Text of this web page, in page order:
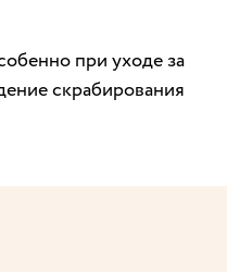
при уходе за
скрабирования